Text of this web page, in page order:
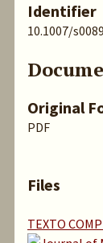
Identifier
10.1007/
Original
PDF
Files
TEXTO